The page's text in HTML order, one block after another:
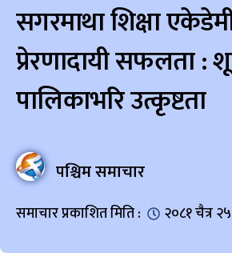
सगरमाथा शिक्षा
प्रेरणादायी सफलता :
पालिकाभरि उत्कृष्टता
पश्चिम समाचार
समाचार प्रकाशित मिति : २०८१ चैत्र